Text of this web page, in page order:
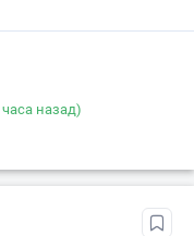
назад)